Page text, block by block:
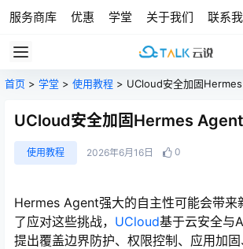
服务商库 优惠 学堂 关于我们 联系
首页 > 学堂 > 使用教程 > UCloud安全加固
UCloud安全加固Hermes
使用教程 2026年6月16日 0
Hermes Agent强大的自主性可能会带来
了应对这些挑战， UCloud基于云安全与
提出覆盖边界防护、权限控制、应用加